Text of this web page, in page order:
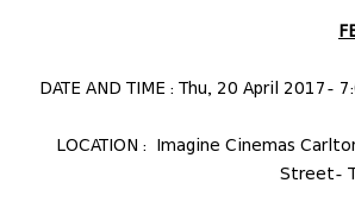
DATE AND TIME : Thu, 20 April 2017-
LOCATION : Imagine Cinemas
Street-